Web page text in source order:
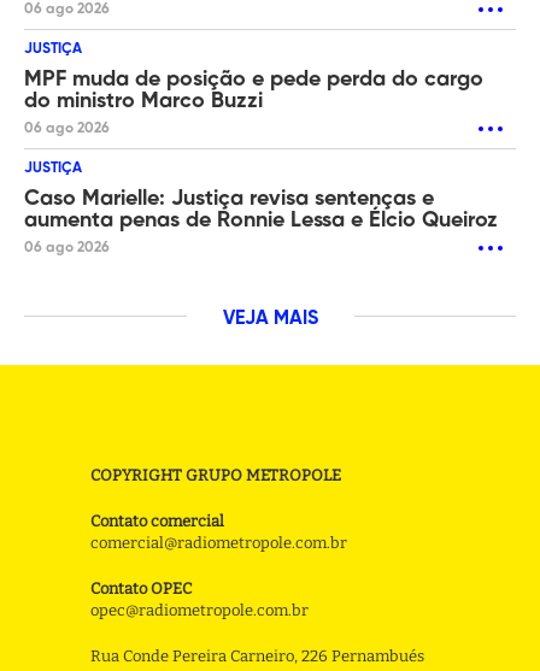
06 ago 2026
JUSTIÇA
MPF muda de posição e pede perda do cargo
do ministro Marco Buzzi
06 ago 2026
JUSTIÇA
Caso Marielle: Justiça revisa sentenças e
aumenta penas de Ronnie Lessa e Élcio Queiroz
06 ago 2026
VEJA MAIS
COPYRIGHT GRUPO METROPOLE
Contato comercial
comercial@radiometropole.com.br
Contato OPEC
opec@radiometropole.com.br
Rua Conde Pereira Carneiro, 226 Pernambués